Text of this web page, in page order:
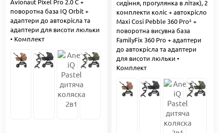
Avionaut Pixel Pro 2.0 C +
поворотна база IQ Orbit +
адаптери до автокрісла та
адаптери для висоти люльки
• Комплект
сидіння, прогулянка в літак), 2
комплекти коліс + автокрісло
Maxi Cosi Pebble 360 Pro² +
поворотна висувна база
FamilyFix 360 Pro + адаптери
до автокрісла та адаптери
для висоти люльки •
Комплект